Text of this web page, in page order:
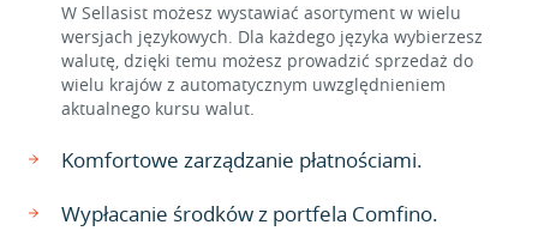
W Sellasist możesz wystawiać asortyment w wielu
wersjach językowych. Dla każdego języka wybierzesz
walutę, dzięki temu możesz prowadzić sprzedaż do
wielu krajów z automatycznym uwzględnieniem
aktualnego kursu walut.
Komfortowe zarządzanie płatnościami.
Wypłacanie środków z portfela Comfino.